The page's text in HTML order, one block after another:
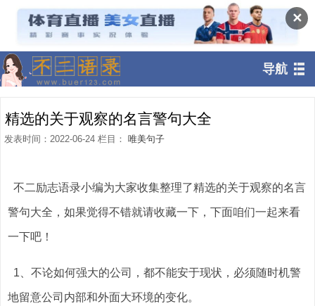
✕
导航
精选的关于观察的名言警句大全
发表时间：2022-06-24 栏目： 唯美句子
不二励志语录小编为大家收集整理了精选的关于观察的名言
警句大全，如果觉得不错就请收藏一下，下面咱们一起来看
一下吧！
1、不论如何强大的公司，都不能安于现状，必须随时机警
地留意公司内部和外面大环境的变化。